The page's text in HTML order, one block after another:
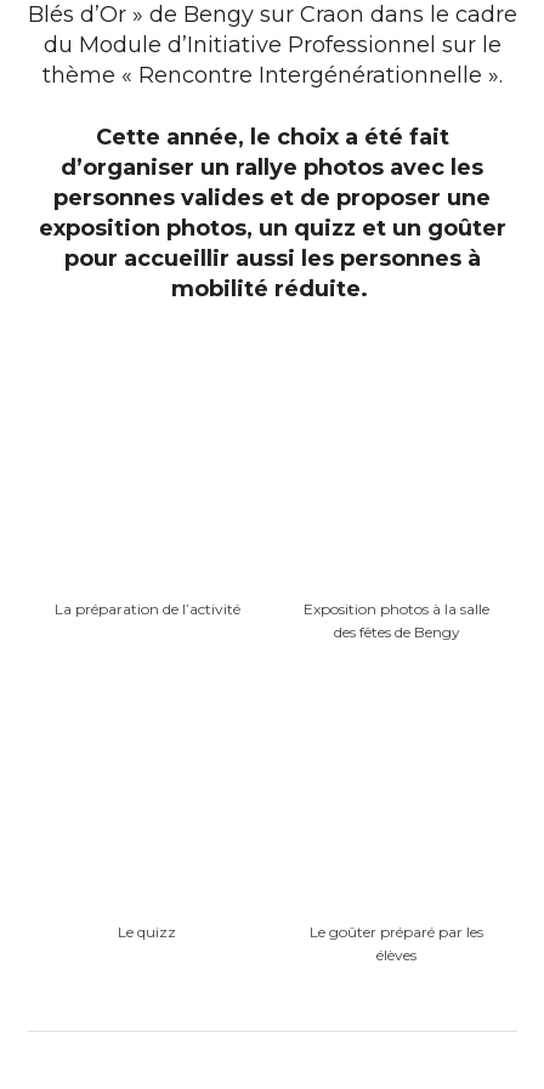
Blés d’Or » de Bengy sur Craon dans le cadre
du Module d’Initiative Professionnel sur le
thème « Rencontre Intergénérationnelle ».
Cette année, le choix a été fait
d’organiser un rallye photos avec les
personnes valides et de proposer une
exposition photos, un quizz et un goûter
pour accueillir aussi les personnes à
mobilité réduite.
La préparation de l’activité
Exposition photos à la salle
des fêtes de Bengy
Le quizz
Le goûter préparé par les
élèves